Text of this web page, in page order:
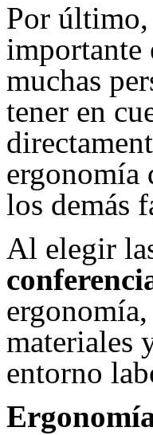
Por último,
importante
muchas
tener en
ergonomía
los demás
Al elegir
materiales
entorno